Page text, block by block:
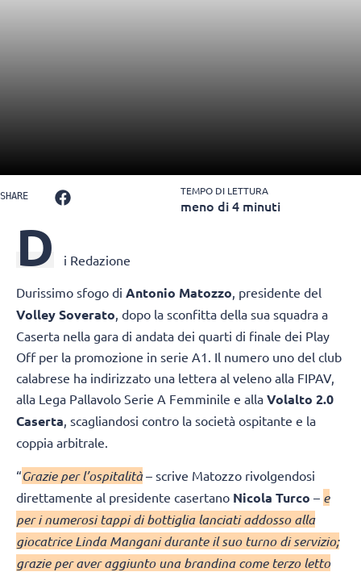
SHARE TEMPO DI LETTURA
meno di 4 minuti
D i Redazione
Durissimo sfogo di Antonio Matozzo, presidente del
Volley Soverato, dopo la sconfitta della sua squadra a
Caserta nella gara di andata dei quarti di finale dei Play
Off per la promozione in serie A1. Il numero uno del club
calabrese ha indirizzato una lettera al veleno alla FIPAV,
alla Lega Pallavolo Serie A Femminile e alla Volalto 2.0
Caserta, scagliandosi contro la società ospitante e la
coppia arbitrale.
“Grazie per l’ospitalità– scrive Matozzo rivolgendosi
direttamente al presidente casertano Nicola Turco – e
per i numerosi tappi di bottiglia lanciati addosso alla
giocatrice Linda Mangani durante il suo turno di servizio;
grazie per aver aggiunto una brandina come terzo letto